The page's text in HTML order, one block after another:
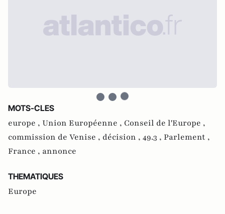
MOTS-CLES
europe , Union Européenne , Conseil de l'Europe ,
commission de Venise , décision , 49.3 , Parlement ,
France , annonce
THEMATIQUES
Europe